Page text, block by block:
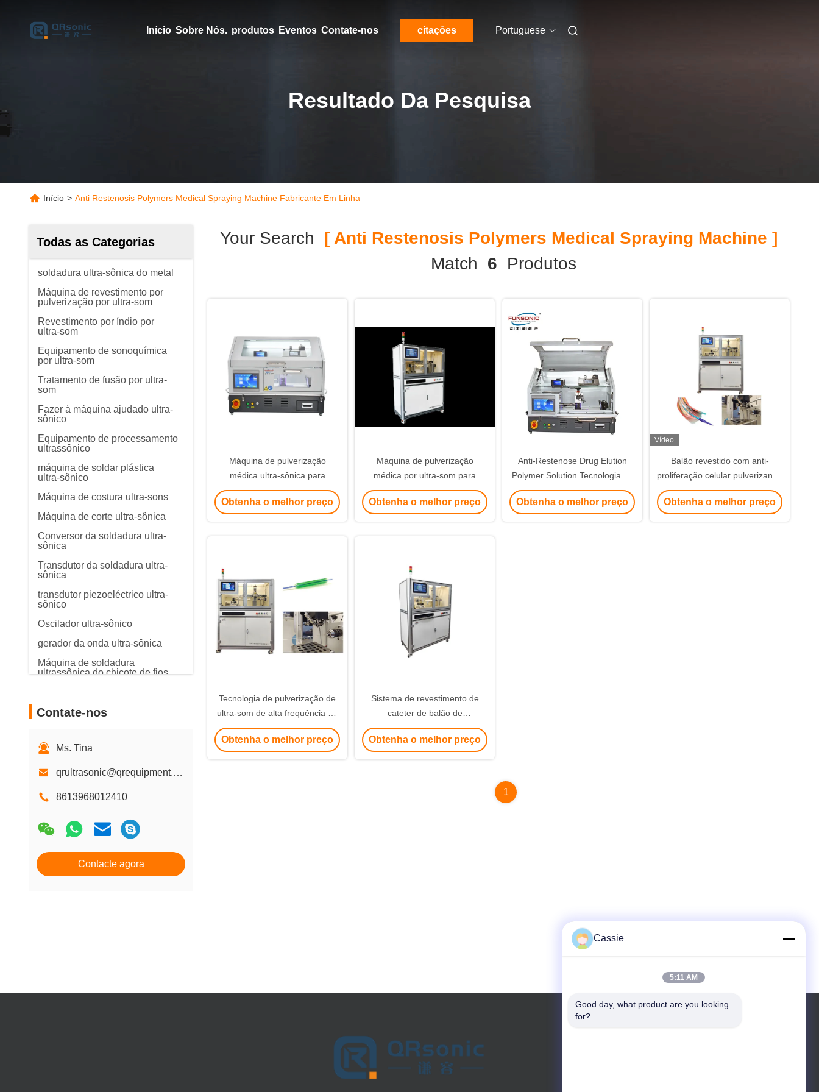
Início Sobre Nós. produtos Eventos Contate-nos citações Portuguese
Resultado Da Pesquisa
Início > Anti Restenosis Polymers Medical Spraying Machine Fabricante Em Linha
Todas as Categorias
soldadura ultra-sônica do metal
Máquina de revestimento por
pulverização por ultra-som
Revestimento por índio por
ultra-som
Equipamento de sonoquímica
por ultra-som
Tratamento de fusão por ultra-
som
Fazer à máquina ajudado ultra-
sônico
Equipamento de processamento
ultrassônico
máquina de soldar plástica
ultra-sônico
Máquina de costura ultra-sons
Máquina de corte ultra-sônica
Conversor da soldadura ultra-
sônica
Transdutor da soldadura ultra-
sônica
transdutor piezoeléctrico ultra-
sônico
Oscilador ultra-sônico
gerador da onda ultra-sônica
Máquina de soldadura
ultrassônica do chicote de fios
sônica do metal
Contate-nos
Ms. Tina
qrultrasonic@qrequipment.com
8613968012410
Contacte agora
Your Search [ Anti Restenosis Polymers Medical Spraying Machine ]
Match 6 Produtos
Máquina de pulverização
médica ultra-sônica para
polimeros ou plastificantes anti-
restenose em cateteres de
Obtenha o melhor preço
Máquina de pulverização
médica por ultra-som para
cateter de balão
Obtenha o melhor preço
Anti-Restenose Drug Elution
Polymer Solution Tecnologia de
Revestimento Ultrasônico
120Khz Alta Frequência
Obtenha o melhor preço
Vídeo
Balão revestido com anti-
proliferação celular pulverizando
DCB por ultra-som
Obtenha o melhor preço
Tecnologia de pulverização de
ultra-som de alta frequência de
100 Khz para cateter de
dilatação de balão de elução de
Obtenha o melhor preço
Sistema de revestimento de
cateter de balão de
medicamentos ultra-sônico de
120 Khz
Obtenha o melhor preço
1
Cassie
5:11 AM
Good day, what product are you looking
for?